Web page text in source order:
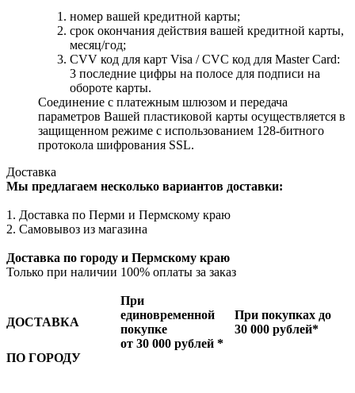
номер вашей кредитной карты;
cрок окончания действия вашей кредитной карты,
месяц/год;
CVV код для карт Visa / CVC код для Master Card:
3 последние цифры на полосе для подписи на
обороте карты.
Соединение с платежным шлюзом и передача
параметров Вашей пластиковой карты осуществляется в
защищенном режиме с использованием 128-битного
протокола шифрования SSL.
Доставка
Мы предлагаем несколько вариантов доставки:
1. Доставка по Перми и Пермскому краю
2. Самовывоз из магазина
Доставка по городу и Пермскому краю
Только при наличии 100% оплаты за заказ
ДОСТАВКА
При
единовременной
покупке
от 30 000 рублей *
При покупках до
30 000 рублей*
ПО ГОРОДУ